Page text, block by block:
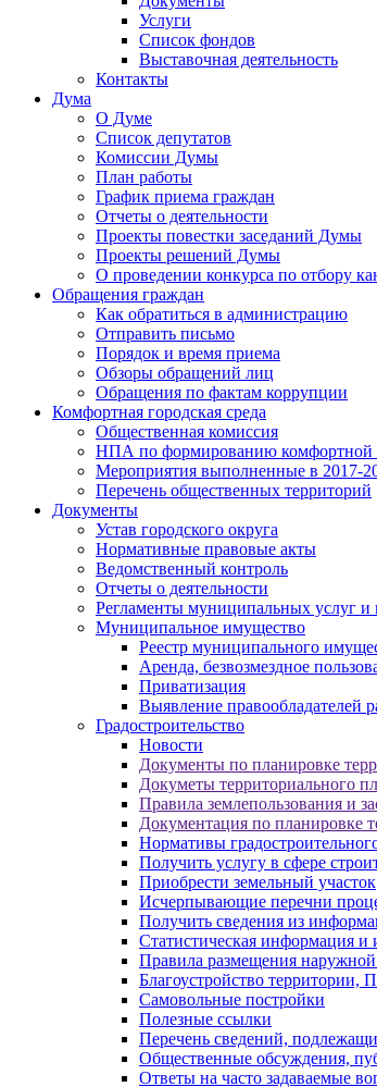
Услуги
Список фондов
Выставочная деятельность
Контакты
Дума
О Думе
Список депутатов
Комиссии Думы
План работы
График приема граждан
Отчеты о деятельности
Проекты повестки заседаний Думы
Проекты решений Думы
О проведении конкурса по отбору
Обращения граждан
Как обратиться в администрацию
Отправить письмо
Порядок и время приема
Обзоры обращений лиц
Обращения по фактам коррупции
Комфортная городская среда
Общественная комиссия
НПА по формированию комфортной
Мероприятия выполненные в 2017-
Перечень общественных территорий
Документы
Устав городского округа
Нормативные правовые акты
Ведомственный контроль
Отчеты о деятельности
Регламенты муниципальных услуг и
Муниципальное имущество
Реестр муниципального
Аренда, безвозмездное
Приватизация
Выявление правообладателей
Градостроительство
Новости
Документы по планировке
Докуметы территориального
Правила землепользования и
Документация по планировке
Нормативы
Получить услугу в сфере
Приобрести земельный участок
Исчерпывающие перечни
Получить сведения из
Статистическая информация и
Правила размещения
Благоустройство территории,
Самовольные постройки
Полезные ссылки
Перечень сведений,
Общественные обсуждения,
Ответы на часто задаваемые